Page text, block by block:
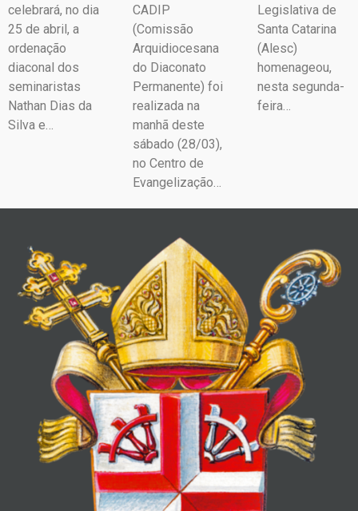
celebrará, no dia
25 de abril, a
ordenação
diaconal dos
seminaristas
Nathan Dias da
Silva e…
CADIP
(Comissão
Arquidiocesana
do Diaconato
Permanente) foi
realizada na
manhã deste
sábado (28/03),
no Centro de
Evangelização…
Legislativa de
Santa Catarina
(Alesc)
homenageou,
nesta segunda-
feira…